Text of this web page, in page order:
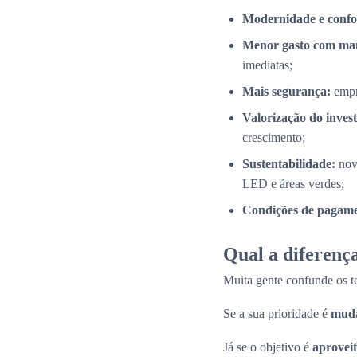
Modernidade e
Menor gasto com
imediatas;
Mais segurança:
Valorização do
crescimento;
Sustentabilidade:
LED e áreas verdes;
Condições de
Qual a
Muita gente confunde os
Se a sua prioridade é
Já se o objetivo é